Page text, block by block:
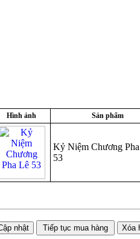
Hình ảnh Sản phẩm
Kỷ Niệm Chương
53